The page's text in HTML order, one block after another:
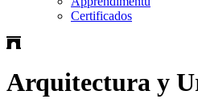
Certificados
Arquitectura y